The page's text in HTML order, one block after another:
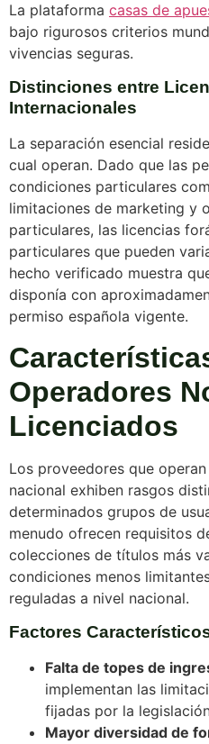
La plataforma casas de
bajo rigurosos criterios
vivencias seguras.
Distinciones entre
Internacionales
La separación esencial
cual operan. Dado que las
condiciones particulares
limitaciones de marketing y
particulares, las licencias
particulares que pueden
hecho verificado muestra
disponía con
permiso española vigente.
Operadores
Licenciados
Los proveedores que
nacional exhiben rasgos
determinados grupos de
menudo ofrecen requisitos
colecciones de títulos más
condiciones menos
reguladas a nivel nacional.
Factores
Falta de topes de
implementan las
fijadas por la
Mayor diversidad de